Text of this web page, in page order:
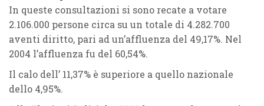
In queste consultazioni si sono recate a votare
2.106.000 persone circa su un totale di 4.282.700
aventi diritto, pari ad un’affluenza del 49,17%. Nel
2004 l’affluenza fu del 60,54%.
Il calo dell’ 11,37% è superiore a quello nazionale
dello 4,95%.